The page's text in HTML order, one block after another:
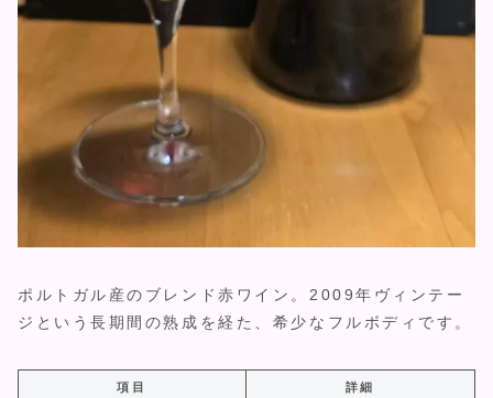
ポルトガル産のブレンド赤ワイン。2009年ヴィンテー
ジという長期間の熟成を経た、希少なフルボディです。
項目 詳細